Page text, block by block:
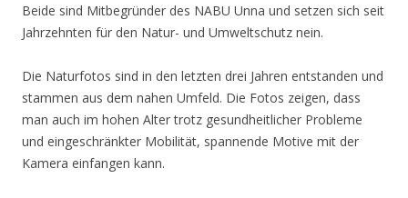
Beide sind Mitbegründer des NABU Unna und setzen sich seit
Jahrzehnten für den Natur- und Umweltschutz nein.
Die Naturfotos sind in den letzten drei Jahren entstanden und
stammen aus dem nahen Umfeld. Die Fotos zeigen, dass
man auch im hohen Alter trotz gesundheitlicher Probleme
und eingeschränkter Mobilität, spannende Motive mit der
Kamera einfangen kann.